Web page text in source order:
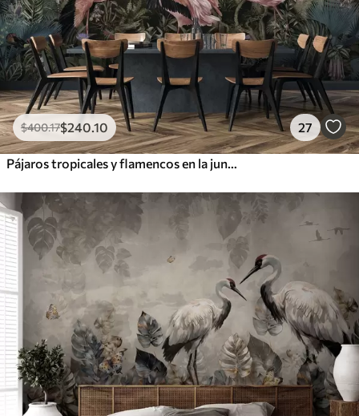
$400.17$240.10 27
Pájaros tropicales y flamencos en la jungla